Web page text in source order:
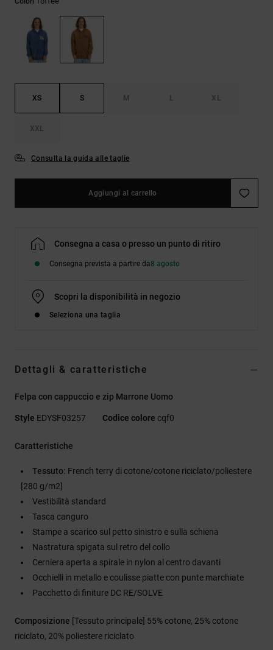
alle
domande
più
frequenti e
accedi al
modulo di
XS S M L XL
XXL
Consulta la guida alle taglie
Aggiungi al carrello
Consegna a casa o presso un punto di ritiro
Consegna prevista a partire da8 agosto
Scopri la disponibilità in negozio
Seleziona una taglia
Dettagli & caratteristiche
Felpa con cappuccio e zip Marrone Uomo
Style EDYSF03257 Codice colore cqf0
Caratteristiche
Tessuto: French terry di cotone/cotone riciclato/poliestere
[280 g/m2]
Vestibilità standard
Tasca canguro
Stampe a scarico sul petto sinistro e sulla schiena
Nastratura spigata sul retro del collo
Cerniera aperta a spirale in nylon al centro davanti
Occhielli in metallo e coulisse piatte con punte marchiate
Pacchetto di finiture DC RE/SOLVE
Composizione [Tessuto principale] 55% cotone, 25% cotone
riciclato, 20% poliestere riciclato